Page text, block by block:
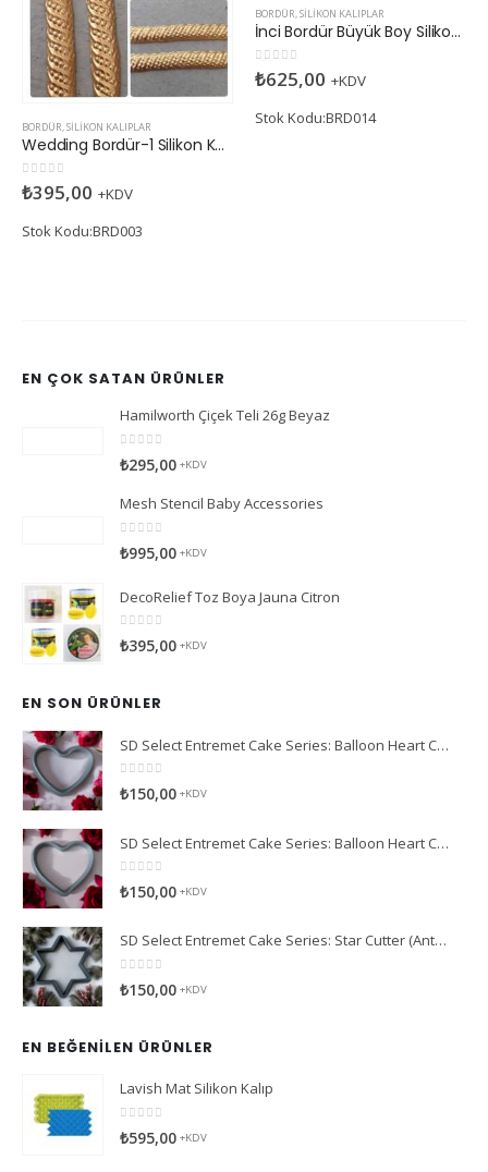
BORDÜR,SILIKON KALIPLAR
Wedding Bordür-1 Silikon Kalıp
05 üzerinden
₺395,00 +KDV
Stok Kodu:BRD003
BORDÜR,SILIKON KALIPLAR
İnci Bordür Büyük Boy Silikon Kalıp
05 üzerinden
₺625,00 +KDV
Stok Kodu:BRD014
EN ÇOK SATAN ÜRÜNLER
Hamilworth Çiçek Teli 26g Beyaz
0
₺295,00 +KDV
Mesh Stencil Baby Accessories
0
₺995,00 +KDV
DecoRelief Toz Boya Jauna Citron
05 üzerinden
₺395,00 +KDV
EN SON ÜRÜNLER
SD Select Entremet Cake Series: Balloon Heart Cutter Small Cutter (Antreme Pasta Serisi: Balon Kalp Kesici)
0 5 üzerinden
₺150,00 +KDV
SD Select Entremet Cake Series: Balloon Heart Cutter Cutter (Antreme Pasta Serisi: Balon Kalp Kesici)
0 5 üzerinden
₺150,00 +KDV
SD Select Entremet Cake Series: Star Cutter (Antreme Pasta Serisi: Yıldız Kesici)
0
₺150,00 +KDV
EN BEĞENILEN ÜRÜNLER
Lavish Mat Silikon Kalıp
0
₺595,00 +KDV